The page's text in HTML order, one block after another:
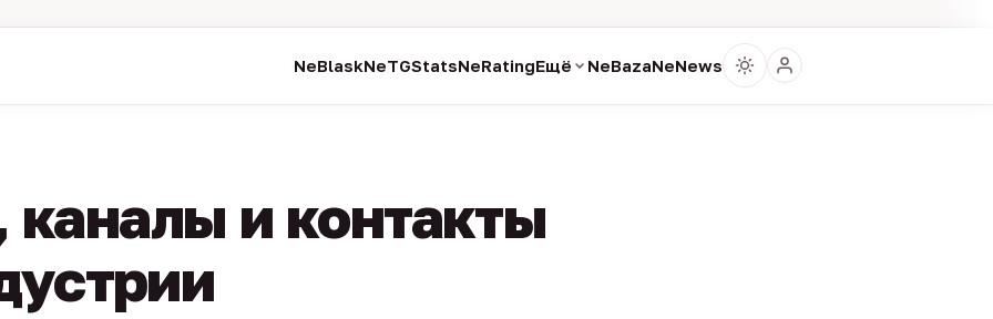
NeBlaskNeTGStatsNeRatingЕщё NeBazaNeNews
каналы и контакты